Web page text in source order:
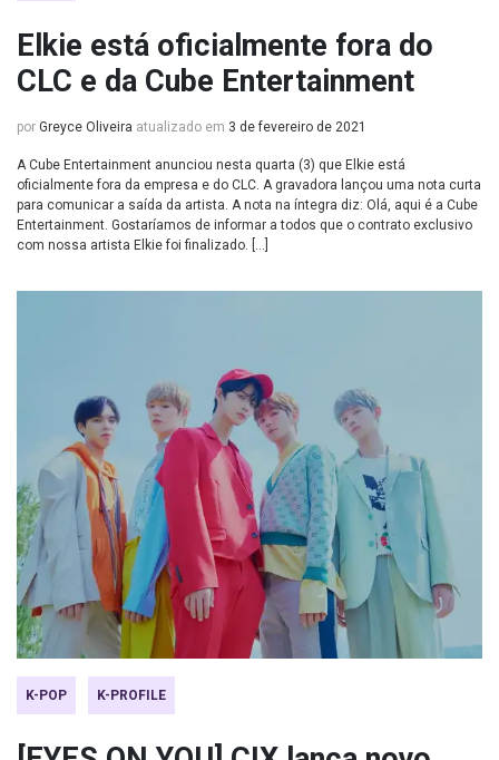
Elkie está oficialmente fora do
CLC e da Cube Entertainment
por Greyce Oliveira atualizado em 3 de fevereiro de 2021
A Cube Entertainment anunciou nesta quarta (3) que Elkie está
oficialmente fora da empresa e do CLC. A gravadora lançou uma nota curta
para comunicar a saída da artista. A nota na íntegra diz: Olá, aqui é a Cube
Entertainment. Gostaríamos de informar a todos que o contrato exclusivo
com nossa artista Elkie foi finalizado. […]
K-POP K-PROFILE